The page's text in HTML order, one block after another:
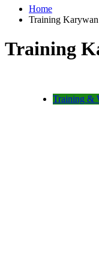
Home
Training
Training
Training &